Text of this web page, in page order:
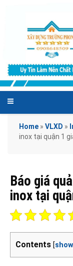
Home » VLXD »
inox tại quận 1
Báo giá
inox tại
Contents [show